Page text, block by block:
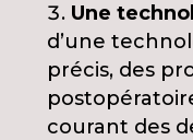
Une
d’une
précis, des
courant des